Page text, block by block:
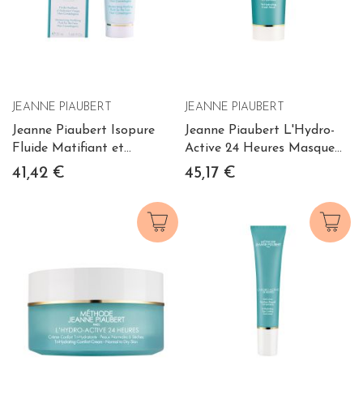
JEANNE PIAUBERT
Jeanne Piaubert Isopure
Fluide Matifiant et
Hydratant Visage 50 ml
41,42 €
JEANNE PIAUBERT
Jeanne Piaubert L'Hydro-
Active 24 Heures Masque
Fraîcheur Tri-Hydratant 75
45,17 €